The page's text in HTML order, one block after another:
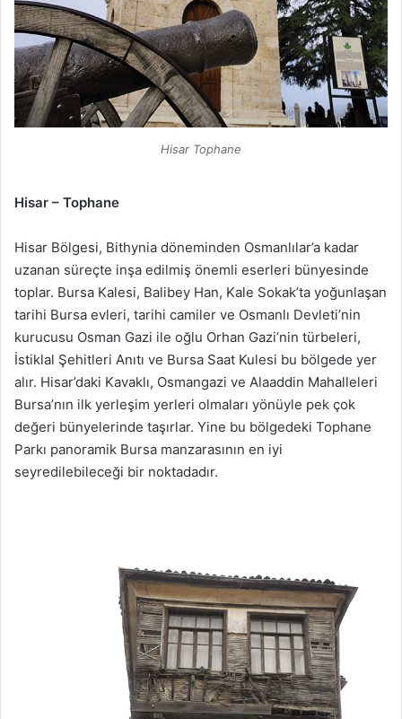
Hisar Tophane
Hisar – Tophane
Hisar Bölgesi, Bithynia döneminden Osmanlılar’a kadar
uzanan süreçte inşa edilmiş önemli eserleri bünyesinde
toplar. Bursa Kalesi, Balibey Han, Kale Sokak’ta yoğunlaşan
tarihi Bursa evleri, tarihi camiler ve Osmanlı Devleti’nin
kurucusu Osman Gazi ile oğlu Orhan Gazi’nin türbeleri,
İstiklal Şehitleri Anıtı ve Bursa Saat Kulesi bu bölgede yer
alır. Hisar’daki Kavaklı, Osmangazi ve Alaaddin Mahalleleri
Bursa’nın ilk yerleşim yerleri olmaları yönüyle pek çok
değeri bünyelerinde taşırlar. Yine bu bölgedeki Tophane
Parkı panoramik Bursa manzarasının en iyi
seyredilebileceği bir noktadadır.